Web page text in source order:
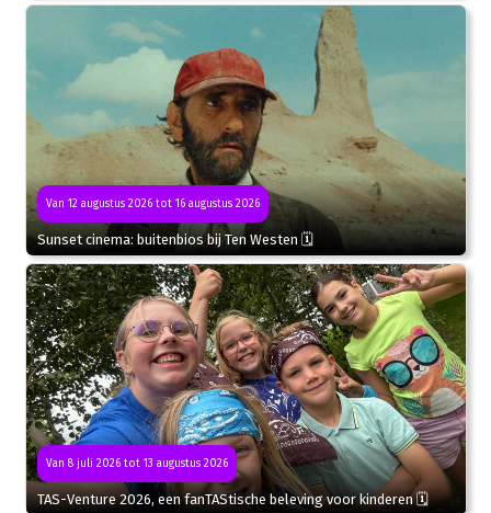
Van 12 augustus 2026 tot 16 augustus 2026
Sunset cinema: buitenbios bij Ten Westen 🗓
Van 8 juli 2026 tot 13 augustus 2026
TAS-Venture 2026, een fanTAStische beleving voor kinderen 🗓